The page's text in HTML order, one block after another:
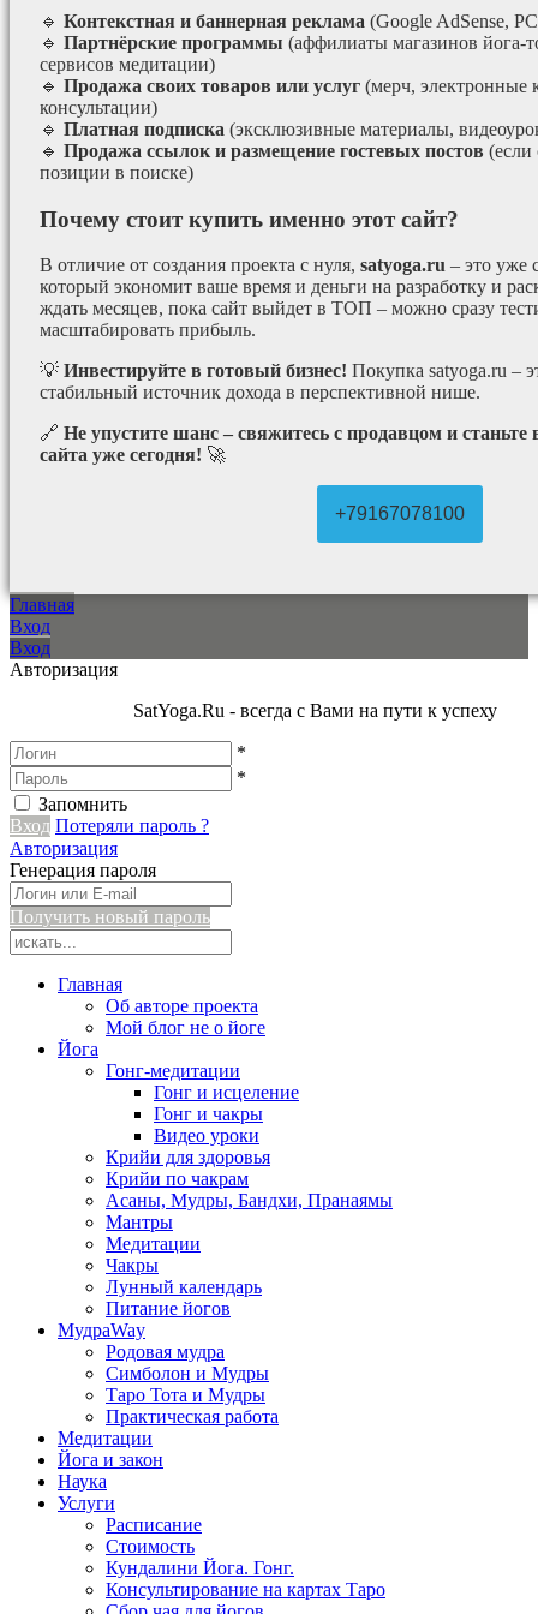
🔹 Контекстная и баннерная реклама (Google AdSense,
🔹 Партнёрские программы (аффилиаты магазинов йога-
сервисов медитации)
🔹 Продажа своих товаров или услуг (мерч, электронные
консультации)
🔹 Платная подписка (эксклюзивные материалы,
🔹 Продажа ссылок и размещение гостевых постов (если
позиции в поиске)
Почему стоит купить именно этот сайт?
В отличие от создания проекта с нуля, satyoga.ru – это уже
который экономит ваше время и деньги на разработку и
ждать месяцев, пока сайт выйдет в ТОП – можно сразу
масштабировать прибыль.
💡 Инвестируйте в готовый бизнес! Покупка satyoga.ru –
стабильный источник дохода в перспективной нише.
🔗 Не упустите шанс – свяжитесь с продавцом и
сайта уже сегодня! 🚀
+79167078100
Главная
Вход
Вход
Авторизация
SatYoga.Ru - всегда с Вами на пути к успеху
*
*
Запомнить
Вход Потеряли пароль ?
Авторизация
Генерация пароля
Получить новый пароль
Главная
Об авторе проекта
Мой блог не о йоге
Йога
Гонг-медитации
Гонг и исцеление
Гонг и чакры
Видео уроки
Крийи для здоровья
Крийи по чакрам
Асаны, Мудры, Бандхи, Пранаямы
Мантры
Медитации
Чакры
Лунный календарь
Питание йогов
МудраWay
Родовая мудра
Симболон и Мудры
Таро Тота и Мудры
Практическая работа
Медитации
Йога и закон
Наука
Услуги
Расписание
Стоимость
Кундалини Йога. Гонг.
Консультирование на картах Таро